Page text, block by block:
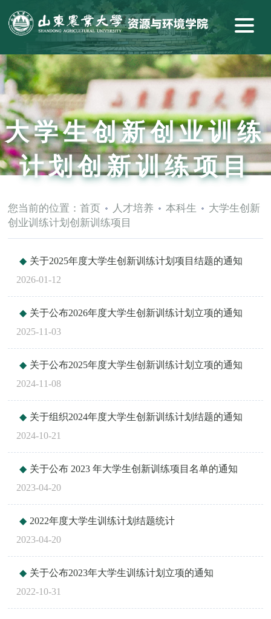
大学生创新创业训练
计划创新训练项目
您当前的位置：首页 人才培养 本科生
大学生创新
创业训练计划创新训练项目
关于2025年度大学生创新训练计划项目结题的通知
2026-01-12
关于公布2026年度大学生创新训练计划立项的通知
2025-11-03
关于公布2025年度大学生创新训练计划立项的通知
2024-11-08
关于组织2024年度大学生创新训练计划结题的通知
2024-10-21
关于公布 2023 年大学生创新训练项目名单的通知
2023-04-20
2022年度大学生训练计划结题统计
2023-04-20
关于公布2023年大学生训练计划立项的通知
2022-10-31